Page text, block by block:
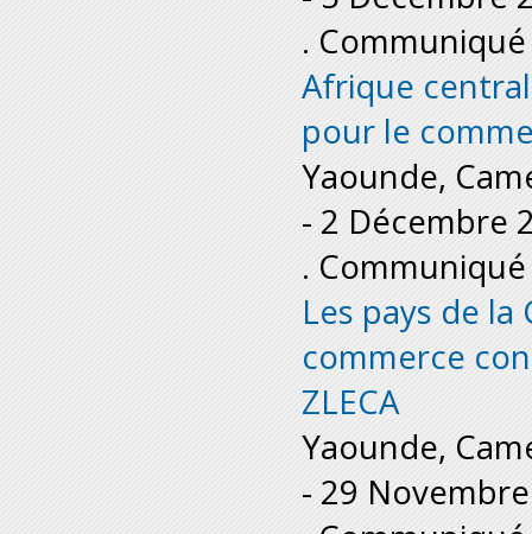
.
Afrique
pour le
Yaounde,
- 2 Décembre
.
Les pays de la
commerce
ZLECA
Yaounde,
- 29